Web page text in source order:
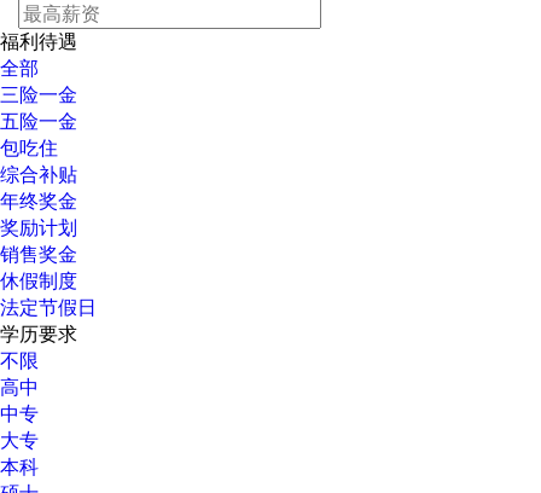
福利待遇
全部
三险一金
五险一金
包吃住
综合补贴
年终奖金
奖励计划
销售奖金
休假制度
法定节假日
学历要求
不限
高中
中专
大专
本科